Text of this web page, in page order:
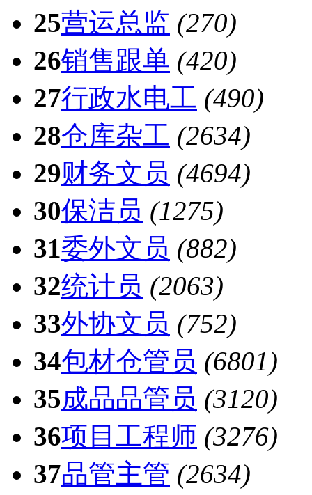
25营运总监 (270)
26销售跟单 (420)
27行政水电工 (490)
28仓库杂工 (2634)
29财务文员 (4694)
30保洁员 (1275)
31委外文员 (882)
32统计员 (2063)
33外协文员 (752)
34包材仓管员 (6801)
35成品品管员 (3120)
36项目工程师 (3276)
37品管主管 (2634)